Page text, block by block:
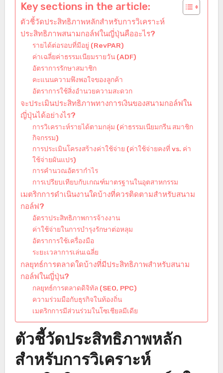
Key sections in the article:
ตัวชี้วัดประสิทธิภาพหลักสำหรับการวิเคราะห์
ประสิทธิภาพสนามกอล์ฟในญี่ปุ่นคืออะไร?
รายได้ต่อรอบที่มีอยู่ (RevPAR)
ค่าเฉลี่ยค่าธรรมเนียมรายวัน (ADF)
อัตราการรักษาสมาชิก
คะแนนความพึงพอใจของลูกค้า
อัตราการใช้สิ่งอำนวยความสะดวก
จะประเมินประสิทธิภาพทางการเงินของสนามกอล์ฟใน
ญี่ปุ่นได้อย่างไร?
การวิเคราะห์รายได้ตามกลุ่ม (ค่าธรรมเนียมกรีน สมาชิก
กิจกรรม)
การประเมินโครงสร้างค่าใช้จ่าย (ค่าใช้จ่ายคงที่ vs. ค่า
ใช้จ่ายผันแปร)
การคำนวณอัตรากำไร
การเปรียบเทียบกับเกณฑ์มาตรฐานในอุตสาหกรรม
เมตริกการดำเนินงานใดบ้างที่ควรติดตามสำหรับสนาม
กอล์ฟ?
อัตราประสิทธิภาพการจ้างงาน
ค่าใช้จ่ายในการบำรุงรักษาต่อหลุม
อัตราการใช้เครื่องมือ
ระยะเวลาการเล่นเฉลี่ย
กลยุทธ์การตลาดใดบ้างที่มีประสิทธิภาพสำหรับสนาม
กอล์ฟในญี่ปุ่น?
กลยุทธ์การตลาดดิจิทัล (SEO, PPC)
ความร่วมมือกับธุรกิจในท้องถิ่น
เมตริกการมีส่วนร่วมในโซเชียลมีเดีย
ตัวชี้วัดประสิทธิภาพหลัก
สำหรับการวิเคราะห์